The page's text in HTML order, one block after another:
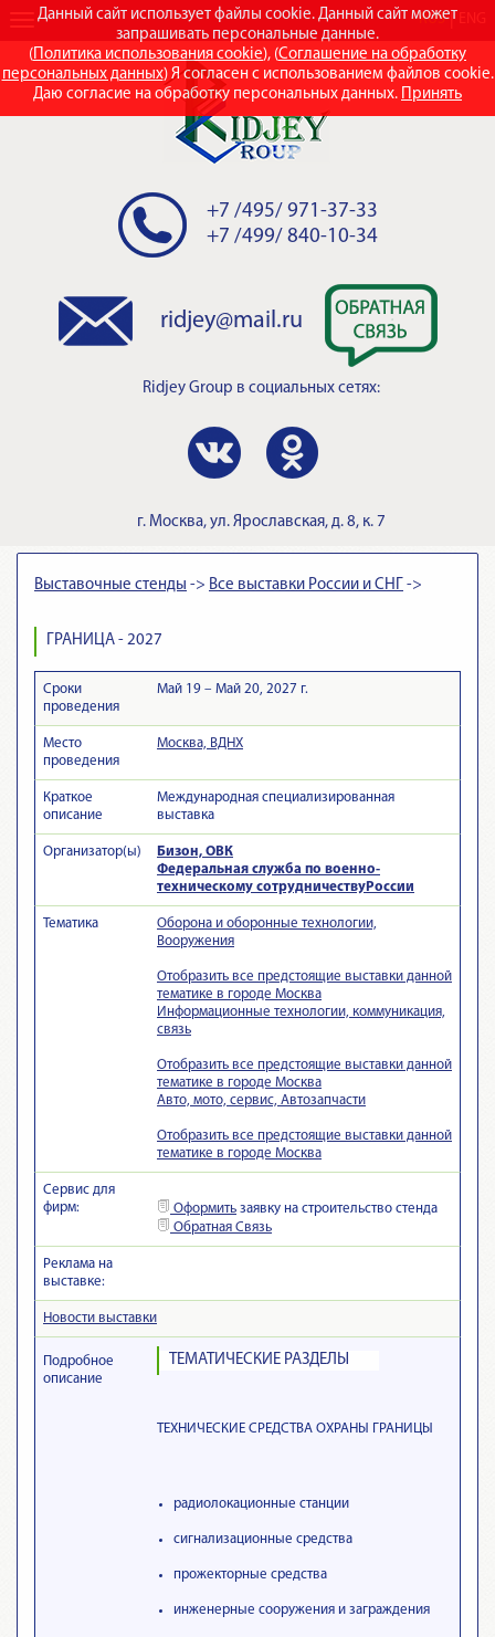
Данный сайт использует файлы cookie. Данный сайт может
запрашивать персональные данные.
(Политика использования cookie), (Соглашение на обработку
персональных данных) Я согласен с использованием файлов cookie.
Даю согласие на обработку персональных данных. Принять
RUS
+7 /495/ 971-37-33
+7 /499/ 840-10-34
ridjey@mail.ru
Ridjey Group в социальных сетях:
г. Москва, ул. Ярославская, д. 8, к. 7
Выставочные стенды -> Все выставки России и СНГ ->
ГРАНИЦА - 2027
Сроки
проведения
Май 19 – Май 20, 2027 г.
Место
проведения
Москва, ВДНХ
Краткое
описание
Международная специализированная
выставка
Организатор(ы)
Бизон, ОВК
Федеральная служба по военно-
техническому сотрудничествуРоссии
Тематика
Оборона и оборонные технологии,
Вооружения
Отобразить все предстоящие выставки данной
тематике в городе Москва
Информационные технологии, коммуникация,
связь
Отобразить все предстоящие выставки данной
тематике в городе Москва
Авто, мото, сервис, Автозапчасти
Отобразить все предстоящие выставки данной
тематике в городе Москва
Сервис для
фирм:
Оформить заявку на строительство стенда
Обратная Связь
Реклама на
выставке:
Новости выставки
Подробное
описание
ТЕМАТИЧЕСКИЕ РАЗДЕЛЫ
ТЕХНИЧЕСКИЕ СРЕДСТВА ОХРАНЫ ГРАНИЦЫ
радиолокационные станции
сигнализационные средства
прожекторные средства
инженерные сооружения и заграждения